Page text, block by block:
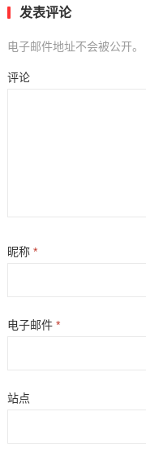
发表评论
电子邮件地址不会被公开。
评论
昵称 *
电子邮件 *
站点